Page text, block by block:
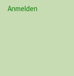
Anmelden